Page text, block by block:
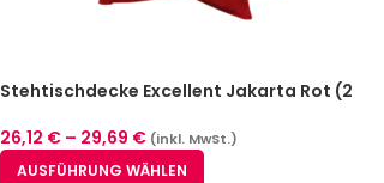
Stehtischdecke Excellent Jakarta Rot (2
26,12 € – 29,69 € (inkl. MwSt.)
AUSFÜHRUNG WÄHLEN